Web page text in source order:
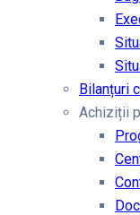
Bilanțuri
Achiziții